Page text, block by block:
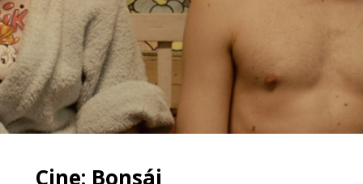
Cine: Bonsái